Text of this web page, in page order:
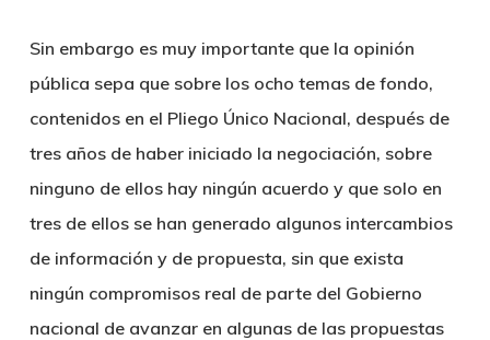
Sin embargo es muy importante que la opinión
pública sepa que sobre los ocho temas de fondo,
contenidos en el Pliego Único Nacional, después de
tres años de haber iniciado la negociación, sobre
ninguno de ellos hay ningún acuerdo y que solo en
tres de ellos se han generado algunos intercambios
de información y de propuesta, sin que exista
ningún compromisos real de parte del Gobierno
nacional de avanzar en algunas de las propuestas